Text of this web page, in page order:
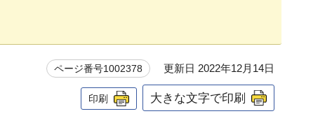
ページ番号1002378 更新日 2022年12月14日
印刷 大きな文字で印刷